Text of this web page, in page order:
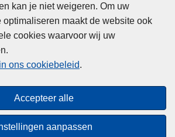
kan je niet weigeren. Om uw
optimaliseren maakt de website ook
cookies waarvoor wij uw
ons cookiebeleid.
Accepteer alle
aanpassen
Privacy
Cookies
Toegankelijkheid